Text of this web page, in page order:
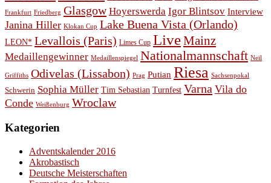
Frankfurt Friedberg Glasgow Hoyerswerda Igor Blintsov Interview
Janina Hiller Klokan Cup Lake Buena Vista (Orlando)
LEON* Levallois (Paris) Limes Cup LiveMainz
Medaillengewinner Medaillenspiegel Nationalmannschaft Neil
Griffiths Odivelas (Lissabon) Prag Putian Riesa Sachsenpokal
Schwerin Sophia Müller Tim Sebastian Turnfest Varna Vila do
Conde Weißenburg Wroclaw
Kategorien
Adventskalender 2016
Akrobastisch
Deutsche Meisterschaften